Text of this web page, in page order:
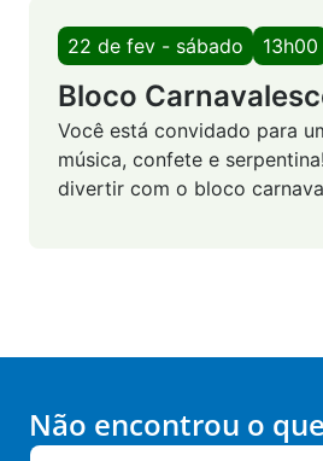
22 de fev - sábado 13h00
Bloco
Você está convidado para
música, confete e
divertir com o bloco
Não encontrou o